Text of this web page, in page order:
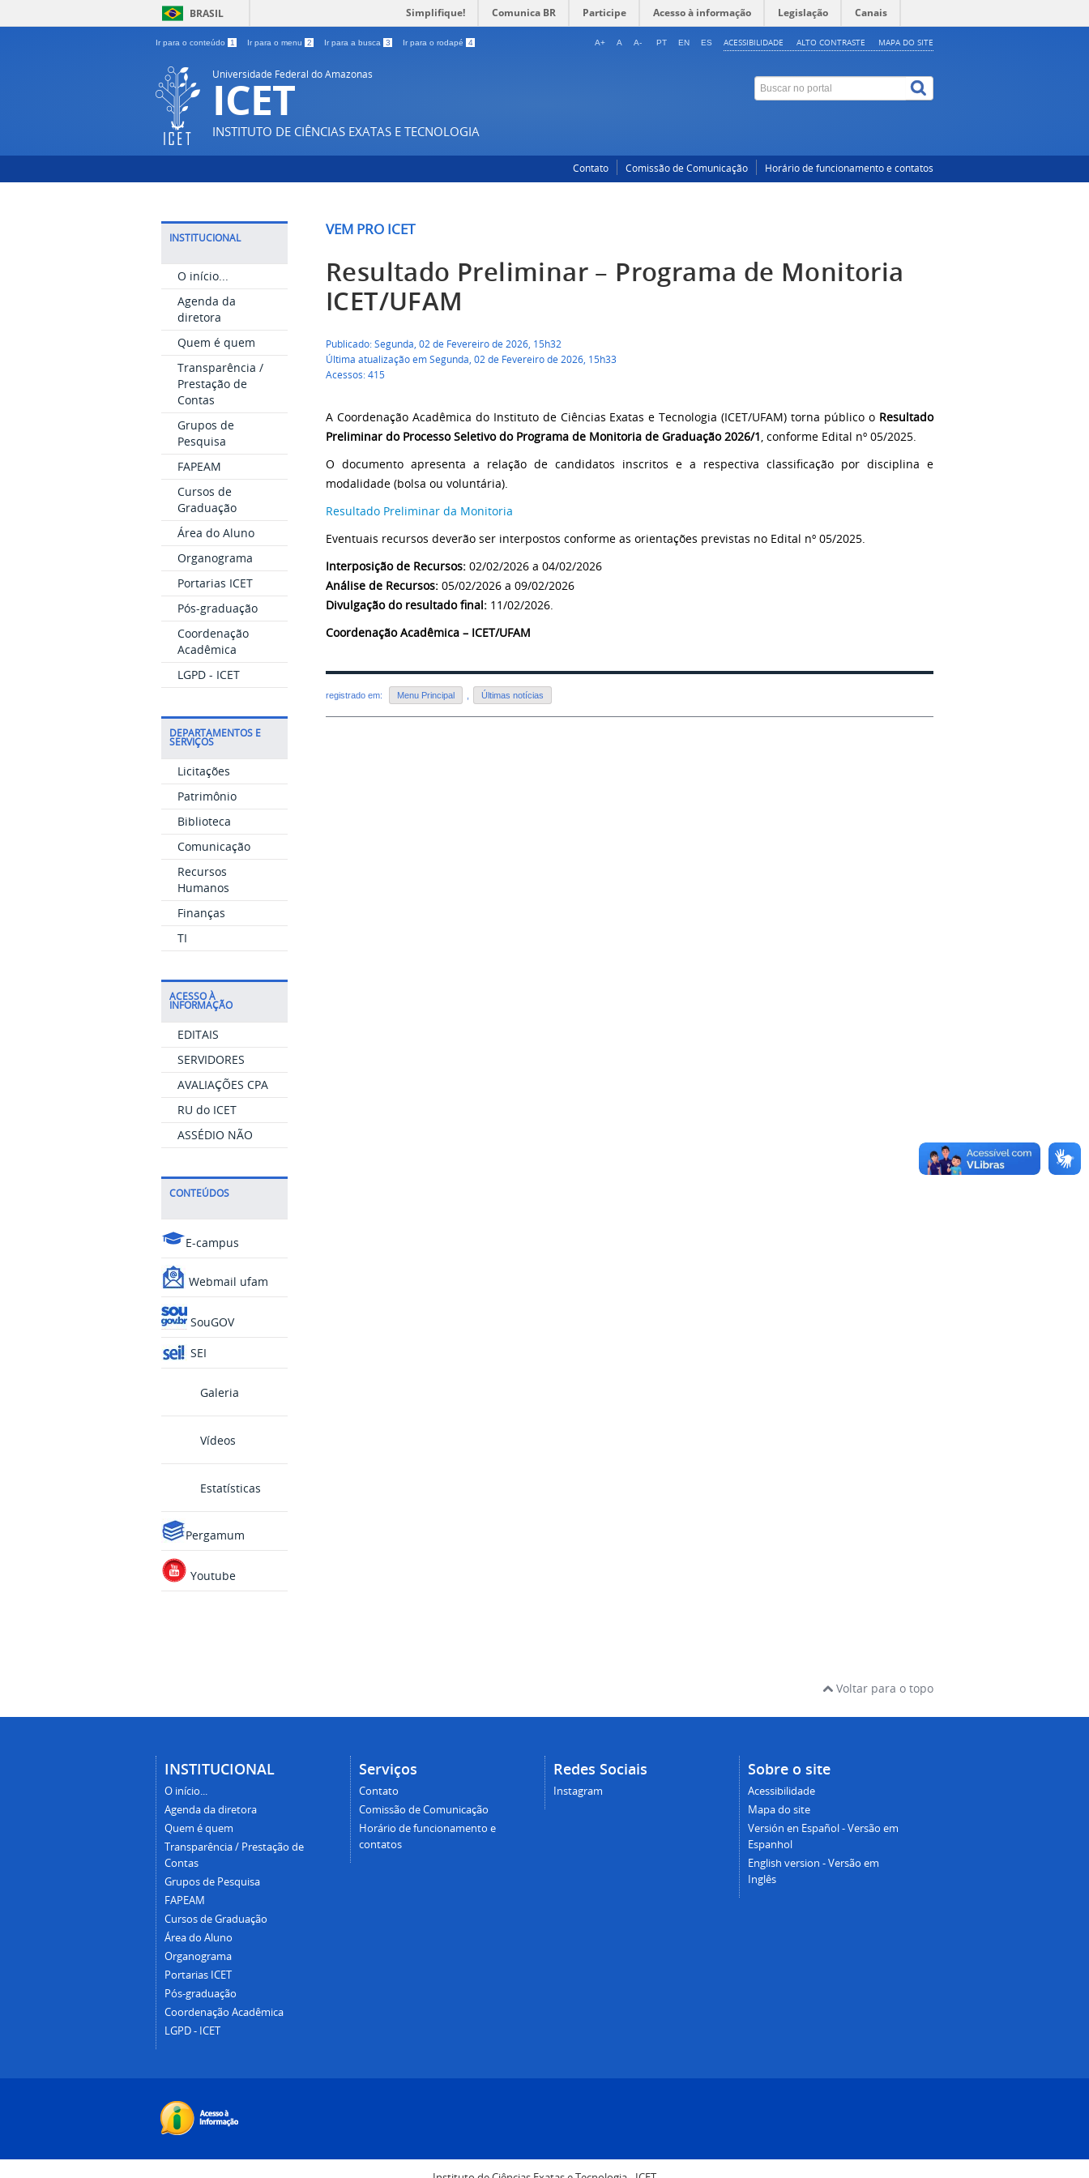
BRASIL Simplifique! Comunica BR Participe Acesso à informação Legislação Canais
Ir para o conteúdo 1 Ir para o menu 2 Ir para a busca 3 Ir para o rodapé 4 ACESSIBILIDADE ALTO CONTRASTE MAPA DO SITE
A+ A A- PT EN ES
Universidade Federal do Amazonas
ICET
INSTITUTO DE CIÊNCIAS EXATAS E TECNOLOGIA
Contato Comissão de Comunicação Horário de funcionamento e contatos
INSTITUCIONAL
O início...
Agenda da
diretora
Quem é quem
Transparência /
Prestação de
Contas
Grupos de
Pesquisa
FAPEAM
Cursos de
Graduação
Área do Aluno
Organograma
Portarias ICET
Pós-graduação
Coordenação
Acadêmica
LGPD - ICET
DEPARTAMENTOS E
SERVIÇOS
Licitações
Patrimônio
Biblioteca
Comunicação
Recursos
Humanos
Finanças
TI
ACESSO À
INFORMAÇÃO
EDITAIS
SERVIDORES
AVALIAÇÕES CPA
RU do ICET
ASSÉDIO NÃO
CONTEÚDOS
E-campus
Webmail ufam
SouGOV
SEI
Galeria
Vídeos
Estatísticas
Pergamum
Youtube
VEM PRO ICET
Resultado Preliminar – Programa de Monitoria
ICET/UFAM
Publicado: Segunda, 02 de Fevereiro de 2026, 15h32
Última atualização em Segunda, 02 de Fevereiro de 2026, 15h33
Acessos: 415
A Coordenação Acadêmica do Instituto de Ciências Exatas e Tecnologia (ICET/UFAM) torna público o Resultado
Preliminar do Processo Seletivo do Programa de Monitoria de Graduação 2026/1, conforme Edital nº 05/2025.
O documento apresenta a relação de candidatos inscritos e a respectiva classificação por disciplina e
modalidade (bolsa ou voluntária).
Resultado Preliminar da Monitoria
Eventuais recursos deverão ser interpostos conforme as orientações previstas no Edital nº 05/2025.
Interposição de Recursos: 02/02/2026 a 04/02/2026
Análise de Recursos: 05/02/2026 a 09/02/2026
Divulgação do resultado final: 11/02/2026.
Coordenação Acadêmica – ICET/UFAM
registrado em: Menu Principal Últimas notícias
Voltar para o topo
INSTITUCIONAL
O início...
Agenda da diretora
Quem é quem
Transparência / Prestação de
Contas
Grupos de Pesquisa
FAPEAM
Cursos de Graduação
Área do Aluno
Organograma
Portarias ICET
Pós-graduação
Coordenação Acadêmica
LGPD - ICET
Serviços
Contato
Comissão de Comunicação
Horário de funcionamento e
contatos
Redes Sociais
Instagram
Sobre o site
Acessibilidade
Mapa do site
Versión en Español - Versão em
Espanhol
English version - Versão em
Inglês